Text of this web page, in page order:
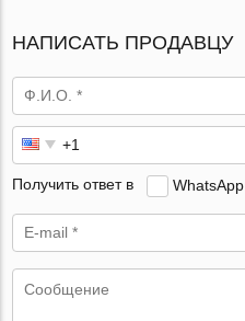
НАПИСАТЬ ПРОДАВЦУ
Получить ответ в WhatsApp